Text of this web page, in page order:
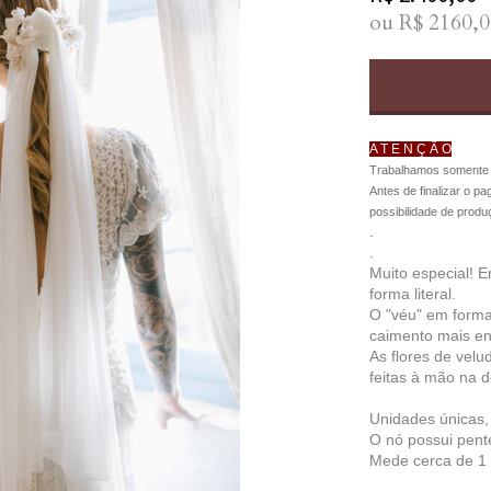
ou R$
A T E N Ç Ã O
Trabalhamos
Antes de finalizar o
possibilidade de
Muito especial!
forma literal.
O "véu" em
caimento mais
As flores de
feitas à mão na
Unidades
O nó possui
Mede cerca de